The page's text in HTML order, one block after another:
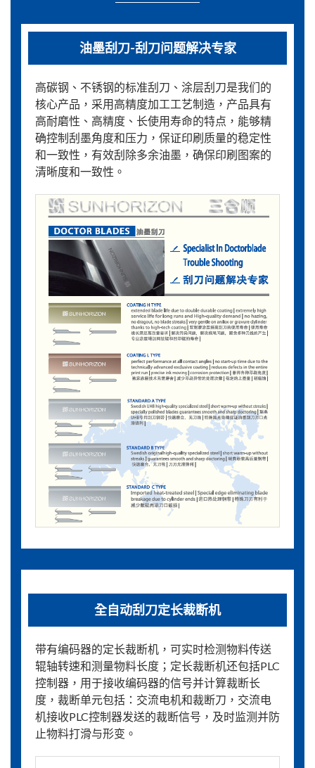
油墨刮刀-刮刀问题解决专家
高碳钢、不锈钢的标准刮刀、涂层刮刀是我们的
核心产品，采用高精度加工工艺制造，产品具有
高耐磨性、高精度、长使用寿命的特点，能够精
确控制刮墨角度和压力，保证印刷质量的稳定性
和一致性，有效刮除多余油墨，确保印刷图案的
清晰度和一致性。
全自动刮刀定长裁断机
带有编码器的定长裁断机，可实时检测物料传送
辊轴转速和测量物料长度；定长裁断机还包括PLC
控制器，用于接收编码器的信号并计算裁断长
度，裁断单元包括：交流电机和裁断刀，交流电
机接收PLC控制器发送的裁断信号，及时监测并防
止物料打滑与形变。